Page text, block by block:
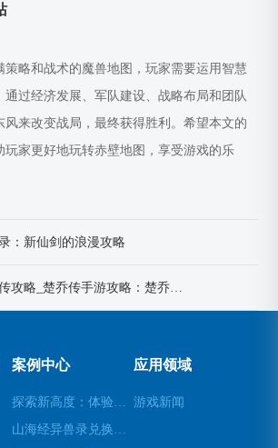
策略和战术的魔兽地图，玩家需要运用智慧
通过经济发展、军队建设、战略布局和团队
风来改变战局，最终获得胜利。希望本文的
玩家更好地玩转赤壁地图，享受游戏的乐
：新仙剑的浪漫攻略
案例中心 应用领域
游戏新闻